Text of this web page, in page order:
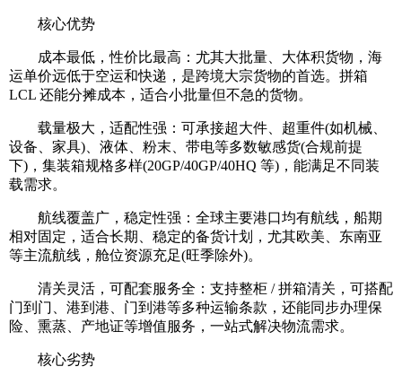
核心优势
成本最低，性价比最高：尤其大批量、大体积货物，海
运单价远低于空运和快递，是跨境大宗货物的首选。拼箱
LCL 还能分摊成本，适合小批量但不急的货物。
载量极大，适配性强：可承接超大件、超重件(如机械、
设备、家具)、液体、粉末、带电等多数敏感货(合规前提
下)，集装箱规格多样(20GP/40GP/40HQ 等)，能满足不同装
载需求。
航线覆盖广，稳定性强：全球主要港口均有航线，船期
相对固定，适合长期、稳定的备货计划，尤其欧美、东南亚
等主流航线，舱位资源充足(旺季除外)。
清关灵活，可配套服务全：支持整柜 / 拼箱清关，可搭配
门到门、港到港、门到港等多种运输条款，还能同步办理保
险、熏蒸、产地证等增值服务，一站式解决物流需求。
核心劣势